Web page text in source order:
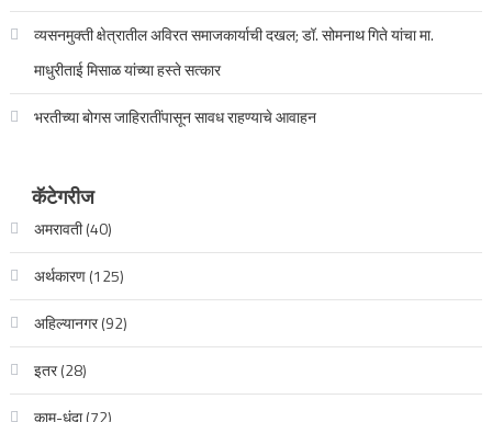
व्यसनमुक्ती क्षेत्रातील अविरत समाजकार्याची दखल; डॉ. सोमनाथ गिते यांचा मा.
माधुरीताई मिसाळ यांच्या हस्ते सत्कार
भरतीच्या बोगस जाहिरातींपासून सावध राहण्याचे आवाहन
कॅटेगरीज
अमरावती(40)
अर्थकारण(125)
अहिल्यानगर(92)
इतर(28)
काम-धंदा(72)